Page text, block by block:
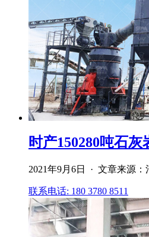
时产150280吨石灰
2021年9月6日 · 文章来源
联系电话: 180 3780 8511